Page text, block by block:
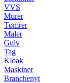
VVS
Murer
Tømrer
Maler
Gulv
Tag
Kloak
Maskiner
Branchenyt